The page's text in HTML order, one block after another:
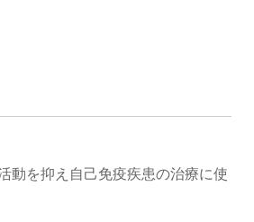
動を抑え自己免疫疾患の治療に使